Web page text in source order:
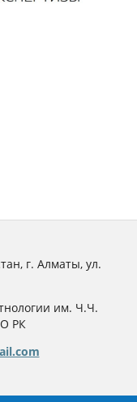
г. Алматы, ул.
им. Ч.Ч.
РК